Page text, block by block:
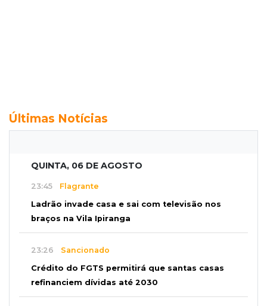
Últimas Notícias
QUINTA, 06 DE AGOSTO
23:45 Flagrante
Ladrão invade casa e sai com televisão nos
braços na Vila Ipiranga
23:26 Sancionado
Crédito do FGTS permitirá que santas casas
refinanciem dívidas até 2030